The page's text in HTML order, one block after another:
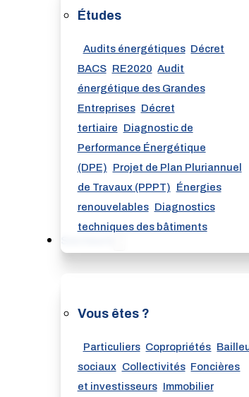
Études
Audits énergétiques Décret
BACS RE2020 Audit
énergétique des Grandes
Entreprises Décret
tertiaire Diagnostic de
Performance Énergétique
(DPE) Projet de Plan Pluriannuel
de Travaux (PPPT) Énergies
renouvelables Diagnostics
techniques des bâtiments
Vous êtes ?
Particuliers Copropriétés
sociaux Collectivités Foncières
et investisseurs Immobilier